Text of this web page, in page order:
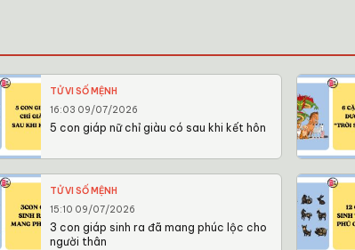
TỬ VI SỐ MỆNH
16:03 09/07/2026
5 con giáp nữ chỉ giàu có sau khi kết hôn
TỬ VI SỐ MỆNH
15:10 09/07/2026
3 con giáp sinh ra đã mang phúc lộc cho
người thân